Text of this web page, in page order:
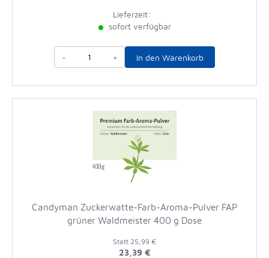
Lieferzeit:
sofort verfügbar
- + In den Warenkorb
Candyman Zuckerwatte-Farb-Aroma-Pulver FAP
grüner Waldmeister 400 g Dose
Statt 25,99 €
23,39 €